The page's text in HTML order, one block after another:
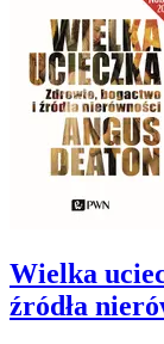
Wielka
źródła